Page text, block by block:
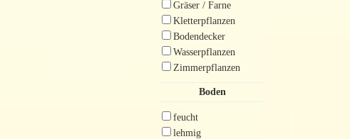
Gräser / Farne
Kletterpflanzen
Bodendecker
Wasserpflanzen
Zimmerpflanzen
Boden
feucht
lehmig